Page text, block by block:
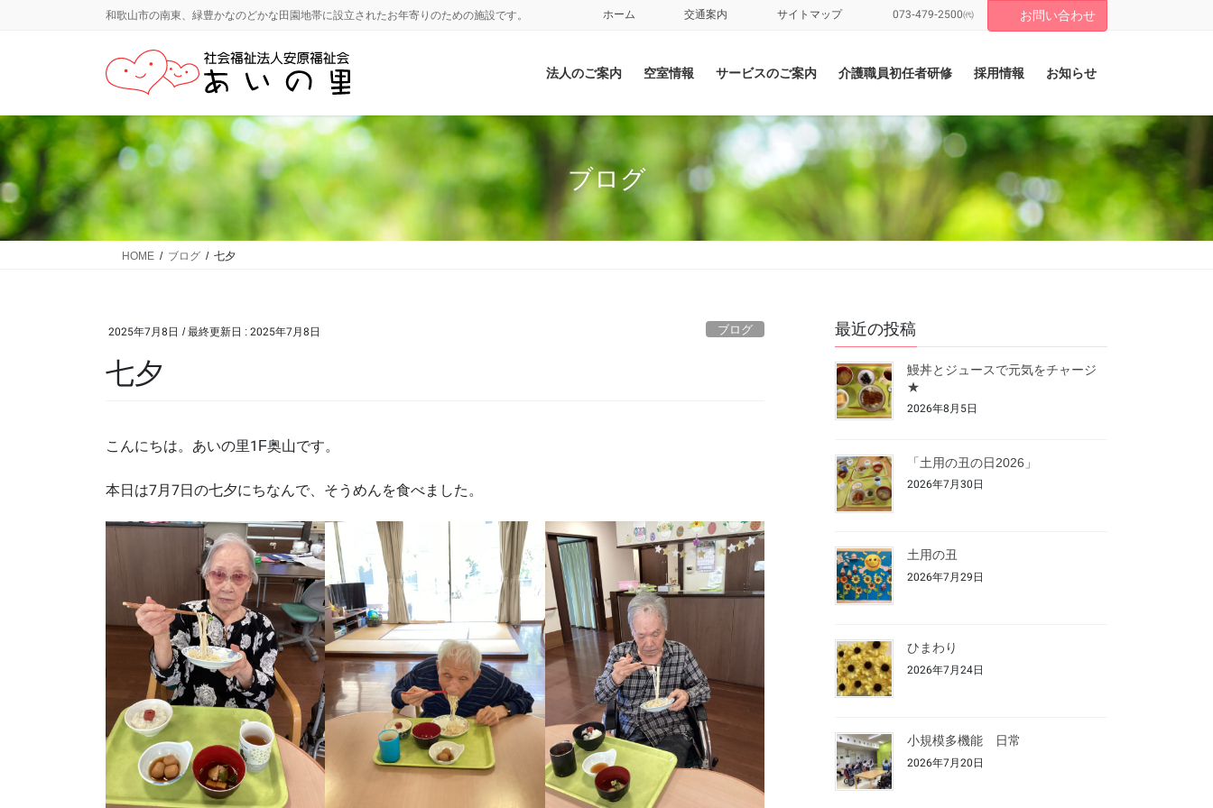
に
移
動
ョ
ン
に
移
動
和歌山市の南東、緑豊かなのどかな田園地帯に設立されたお年寄りのための施設です。 ホーム 交通案内 サイトマップ 073-479-2500㈹ お問い合わせ
法人のご案内 空室情報 サービスのご案内 介護職員初任者研修 採用情報 お知らせ
ブログ
HOME ブログ 七夕
2025年7月8日 / 最終更新日 : 2025年7月8日 ブログ
七夕
こんにちは。あいの里1F奥山です。
本日は7月7日の七夕にちなんで、そうめんを食べました。
最近の投稿
鰻丼とジュースで元気をチャージ
★
2026年8月5日
「土用の丑の日2026」
2026年7月30日
土用の丑
2026年7月29日
ひまわり
2026年7月24日
小規模多機能 日常
2026年7月20日